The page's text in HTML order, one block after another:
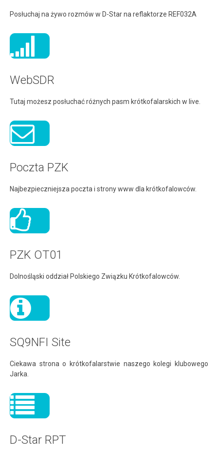
Posłuchaj na żywo rozmów w D-Star na reflaktorze REF032A
WebSDR
Tutaj możesz posłuchać różnych pasm krótkofalarskich w live.
Poczta PZK
Najbezpieczniejsza poczta i strony www dla krótkofalowców.
PZK OT01
Dolnośląski oddział Polskiego Związku Krótkofalowców.
SQ9NFI Site
Ciekawa strona o krótkofalarstwie naszego kolegi klubowego
Jarka.
D-Star RPT